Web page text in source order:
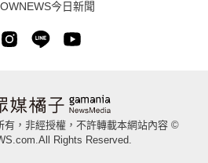
今日新聞
有，非經授權，不許轉載本網站內容 ©
Rights Reserved.